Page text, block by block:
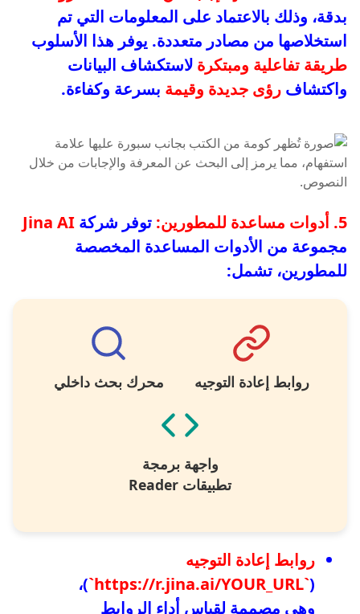
بدقة، وذلك بالاعتماد على المعلومات التي تم
استخلاصها من مصادر متعددة. يوفر هذا الأسلوب
طريقة تفاعلية ومبتكرة لاستكشاف البيانات
واكتشاف رؤى جديدة وقيمة بسرعة وكفاءة.
5. أدوات مساعدة للمطورين: توفر شركة Jina AI
مجموعة من الأدوات المساعدة المخصصة
للمطورين، تشمل:
روابط إعادة التوجيه محرك بحث داخلي
واجهة برمجة
تطبيقات Reader
روابط إعادة التوجيه
(
`https://r.jina.ai/YOUR_URL`
)،
وهي مصممة لقياس أداء الروابط